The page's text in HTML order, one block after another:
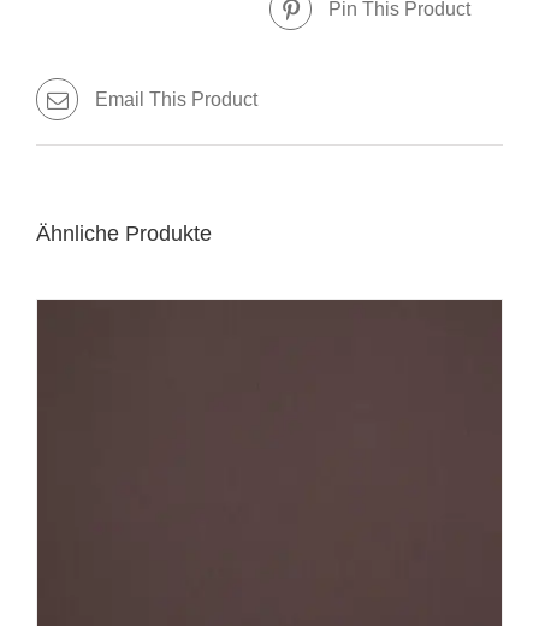
Pin This Product
Email This Product
Ähnliche Produkte